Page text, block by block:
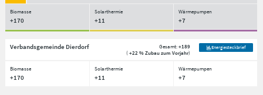
Biomasse Solarthermie Wärmepumpen
+170 +11 +7
Verbandsgemeinde Dierdorf Gesamt:+189
(+22 % Zubau zum Vorjahr)
Energiesteckbrief
Biomasse Solarthermie Wärmepumpen
+170 +11 +7